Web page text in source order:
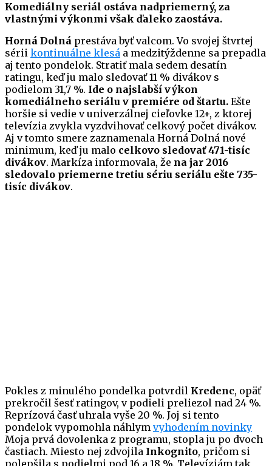
Komediálny seriál ostáva nadpriemerný, za
vlastnými výkonmi však ďaleko zaostáva.
Horná Dolná prestáva byť valcom. Vo svojej štvrtej
sérii kontinuálne klesá a medzitýždenne sa prepadla
aj tento pondelok. Stratiť mala sedem desatín
ratingu, keď ju malo sledovať 11 % divákov s
podielom 31,7 %. Ide o najslabší výkon
komediálneho seriálu v premiére od štartu. Ešte
horšie si vedie v univerzálnej cieľovke 12+, z ktorej
televízia zvykla vyzdvihovať celkový počet divákov.
Aj v tomto smere zaznamenala Horná Dolná nové
minimum, keď ju malo celkovo sledovať 471-tisíc
divákov. Markíza informovala, že na jar 2016
sledovalo priemerne tretiu sériu seriálu ešte 735-
tisíc divákov.
Pokles z minulého pondelka potvrdil Kredenc, opäť
prekročil šesť ratingov, v podieli preliezol nad 24 %.
Reprízová časť uhrala vyše 20 %. Joj si tento
pondelok vypomohla náhlym vyhodením novinky
Moja prvá dovolenka z programu, stopla ju po dvoch
častiach. Miesto nej zdvojila Inkognito, pričom si